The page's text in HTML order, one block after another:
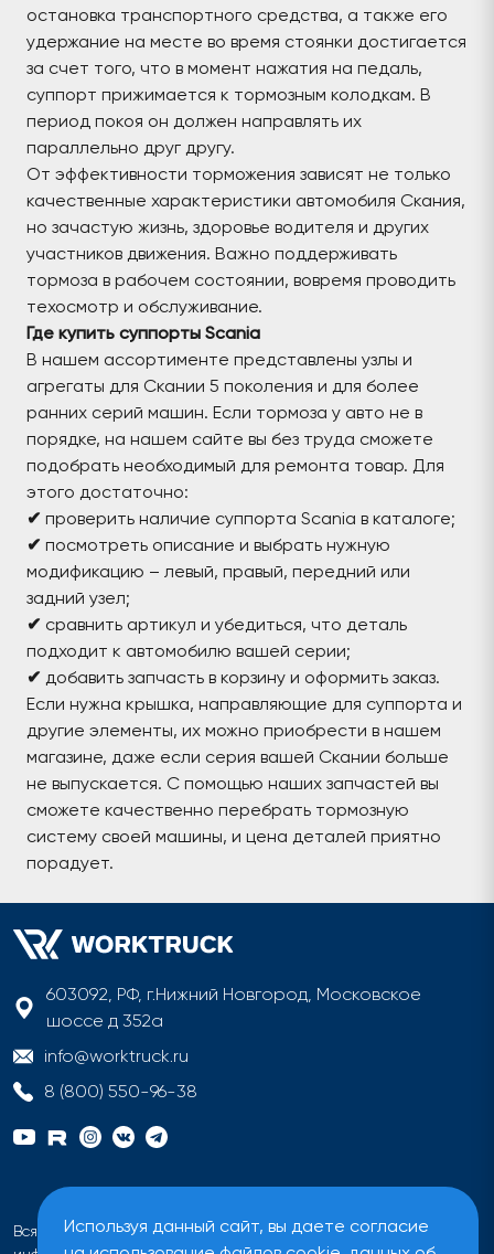
Используя данный сайт, вы даете согласие
остановка транспортного средства, а также его
удержание на месте во время стоянки достигается
за счет того, что в момент нажатия на педаль,
суппорт прижимается к тормозным колодкам. В
период покоя он должен направлять их
параллельно друг другу.
От эффективности торможения зависят не только
качественные характеристики автомобиля Скания,
но зачастую жизнь, здоровье водителя и других
участников движения. Важно поддерживать
тормоза в рабочем состоянии, вовремя проводить
техосмотр и обслуживание.
Где купить суппорты Scania
В нашем ассортименте представлены узлы и
агрегаты для Скании 5 поколения и для более
ранних серий машин. Если тормоза у авто не в
порядке, на нашем сайте вы без труда сможете
подобрать необходимый для ремонта товар. Для
этого достаточно:
✔ проверить наличие суппорта Scania в каталоге;
✔ посмотреть описание и выбрать нужную
модификацию – левый, правый, передний или
задний узел;
✔ сравнить артикул и убедиться, что деталь
подходит к автомобилю вашей серии;
✔ добавить запчасть в корзину и оформить заказ.
Если нужна крышка, направляющие для суппорта и
другие элементы, их можно приобрести в нашем
магазине, даже если серия вашей Скании больше
не выпускается. С помощью наших запчастей вы
сможете качественно перебрать тормозную
систему своей машины, и цена деталей приятно
порадует.
603092, РФ, г.Нижний Новгород, Московское
шоссе д 352а
info@worktruck.ru
8 (800) 550-96-38
Вся информация на сайте имеет исключительно